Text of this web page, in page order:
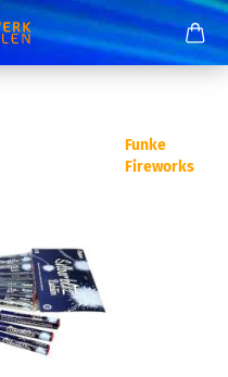
Funke
Fireworks